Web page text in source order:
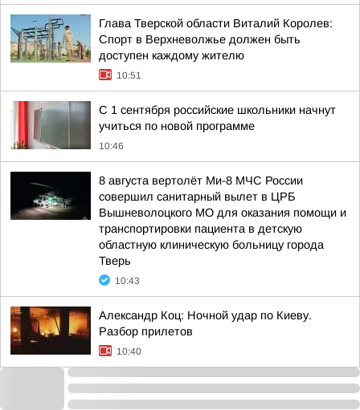
Глава Тверской области Виталий Королев:
Спорт в Верхневолжье должен быть
доступен каждому жителю
10:51
С 1 сентября российские школьники начнут
учиться по новой программе
10:46
8 августа вертолёт Ми-8 МЧС России
совершил санитарный вылет в ЦРБ
Вышневолоцкого МО для оказания помощи и
транспортировки пациента в детскую
областную клиническую больницу города
Тверь
10:43
Александр Коц: Ночной удар по Киеву.
Разбор прилетов
10:40